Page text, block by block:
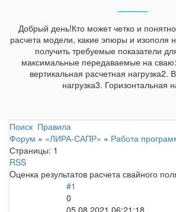
Добрый день!Кто может четко и
расчета модели, какие эпюры и изополя
получить требуемые показатели
максимальные передаваемые на
вертикальная расчетная
нагрузка3. Горизонтальная
Поиск Правила
Форум » «ЛИРА-САПР» » Работа
Страницы: 1
RSS
Oценка результатов расчета свайного
#1
0
05.08.2021 06:21:18